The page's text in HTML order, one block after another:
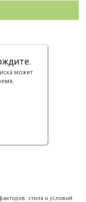
может
стиля и условий